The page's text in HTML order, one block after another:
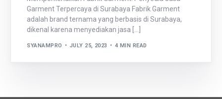
Garment Terpercaya di Surabaya Fabrik Garment
adalah brand ternama yang berbasis di Surabaya,
dikenal karena menyediakan jasa […]
SYANAMPRO JULY 25, 2023 4 MIN READ